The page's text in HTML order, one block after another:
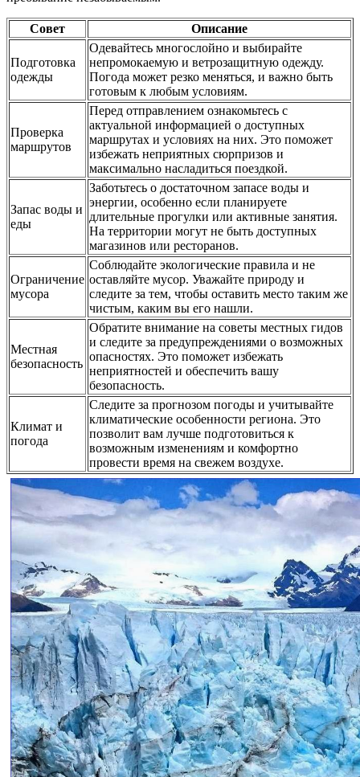
Совет Описание
Подготовка
одежды
Одевайтесь многослойно и выбирайте
непромокаемую и ветрозащитную одежду.
Погода может резко меняться, и важно быть
готовым к любым условиям.
Проверка
маршрутов
Перед отправлением ознакомьтесь с
актуальной информацией о доступных
маршрутах и условиях на них. Это поможет
избежать неприятных сюрпризов и
максимально насладиться поездкой.
Запас воды и
еды
Заботьтесь о достаточном запасе воды и
энергии, особенно если планируете
длительные прогулки или активные занятия.
На территории могут не быть доступных
магазинов или ресторанов.
Ограничение
мусора
Соблюдайте экологические правила и не
оставляйте мусор. Уважайте природу и
следите за тем, чтобы оставить место таким же
чистым, каким вы его нашли.
Местная
безопасность
Обратите внимание на советы местных гидов
и следите за предупреждениями о возможных
опасностях. Это поможет избежать
неприятностей и обеспечить вашу
безопасность.
Климат и
погода
Следите за прогнозом погоды и учитывайте
климатические особенности региона. Это
позволит вам лучше подготовиться к
возможным изменениям и комфортно
провести время на свежем воздухе.